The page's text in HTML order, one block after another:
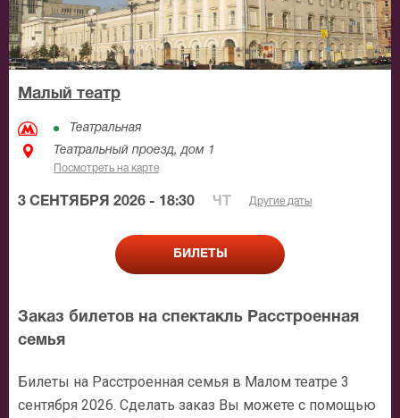
Малый театр
Театральная
Театральный проезд, дом 1
Посмотреть на карте
3 СЕНТЯБРЯ 2026 - 18:30 ЧТ Другие даты
БИЛЕТЫ
Заказ билетов на спектакль Расстроенная
семья
Билеты на Расстроенная семья в Малом театре 3
сентября 2026. Сделать заказ Вы можете с помощью